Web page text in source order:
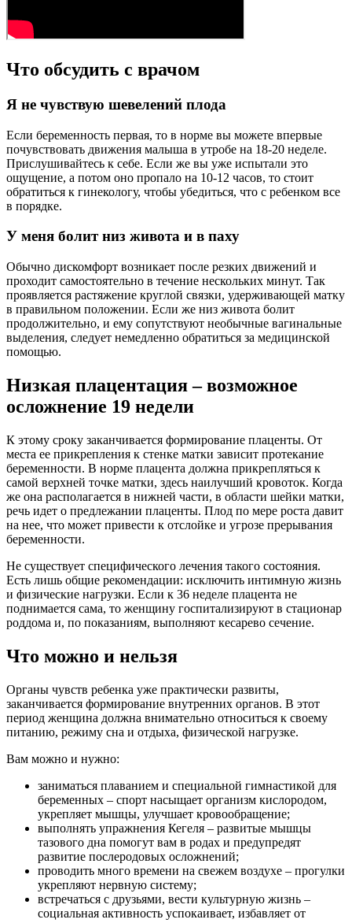
Что обсудить с врачом
Я не чувствую шевелений плода
Если беременность первая, то в норме вы можете впервые
почувствовать движения малыша в утробе на 18-20 неделе.
Прислушивайтесь к себе. Если же вы уже испытали это
ощущение, а потом оно пропало на 10-12 часов, то стоит
обратиться к гинекологу, чтобы убедиться, что с ребенком все
в порядке.
У меня болит низ живота и в паху
Обычно дискомфорт возникает после резких движений и
проходит самостоятельно в течение нескольких минут. Так
проявляется растяжение круглой связки, удерживающей матку
в правильном положении. Если же низ живота болит
продолжительно, и ему сопутствуют необычные вагинальные
выделения, следует немедленно обратиться за медицинской
помощью.
Низкая плацентация – возможное
осложнение 19 недели
К этому сроку заканчивается формирование плаценты. От
места ее прикрепления к стенке матки зависит протекание
беременности. В норме плацента должна прикрепляться к
самой верхней точке матки, здесь наилучший кровоток. Когда
же она располагается в нижней части, в области шейки матки,
речь идет о предлежании плаценты. Плод по мере роста давит
на нее, что может привести к отслойке и угрозе прерывания
беременности.
Не существует специфического лечения такого состояния.
Есть лишь общие рекомендации: исключить интимную жизнь
и физические нагрузки. Если к 36 неделе плацента не
поднимается сама, то женщину госпитализируют в стационар
роддома и, по показаниям, выполняют кесарево сечение.
Что можно и нельзя
Органы чувств ребенка уже практически развиты,
заканчивается формирование внутренних органов. В этот
период женщина должна внимательно относиться к своему
питанию, режиму сна и отдыха, физической нагрузке.
Вам можно и нужно:
заниматься плаванием и специальной гимнастикой для
беременных – спорт насыщает организм кислородом,
укрепляет мышцы, улучшает кровообращение;
выполнять упражнения Кегеля – развитые мышцы
тазового дна помогут вам в родах и предупредят
развитие послеродовых осложнений;
проводить много времени на свежем воздухе – прогулки
укрепляют нервную систему;
встречаться с друзьями, вести культурную жизнь –
социальная активность успокаивает, избавляет от